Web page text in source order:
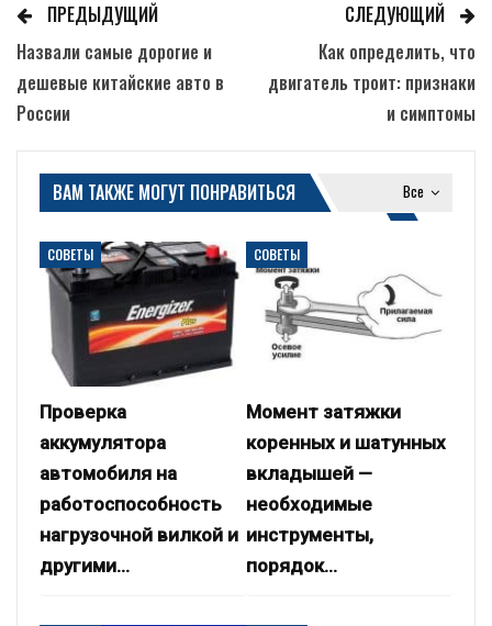
ПРЕДЫДУЩИЙ
Назвали самые дорогие и
дешевые китайские авто в
России
СЛЕДУЮЩИЙ
Как определить, что
двигатель троит: признаки
и симптомы
Все
ВАМ ТАКЖЕ МОГУТ ПОНРАВИТЬСЯ
СОВЕТЫ
Проверка
аккумулятора
автомобиля на
работоспособность
нагрузочной вилкой и
другими…
СОВЕТЫ
Момент затяжки
коренных и шатунных
вкладышей —
необходимые
инструменты,
порядок…